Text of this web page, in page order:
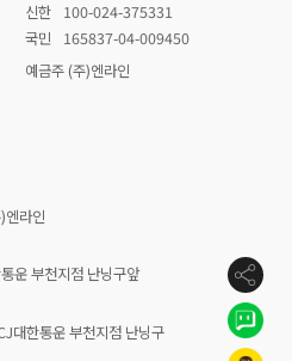
신한
100-024-375331
국민
165837-04-009450
예금주 (주)엔라인
엔라인
운 부천지점 난닝구앞
대한통운 부천지점 난닝구